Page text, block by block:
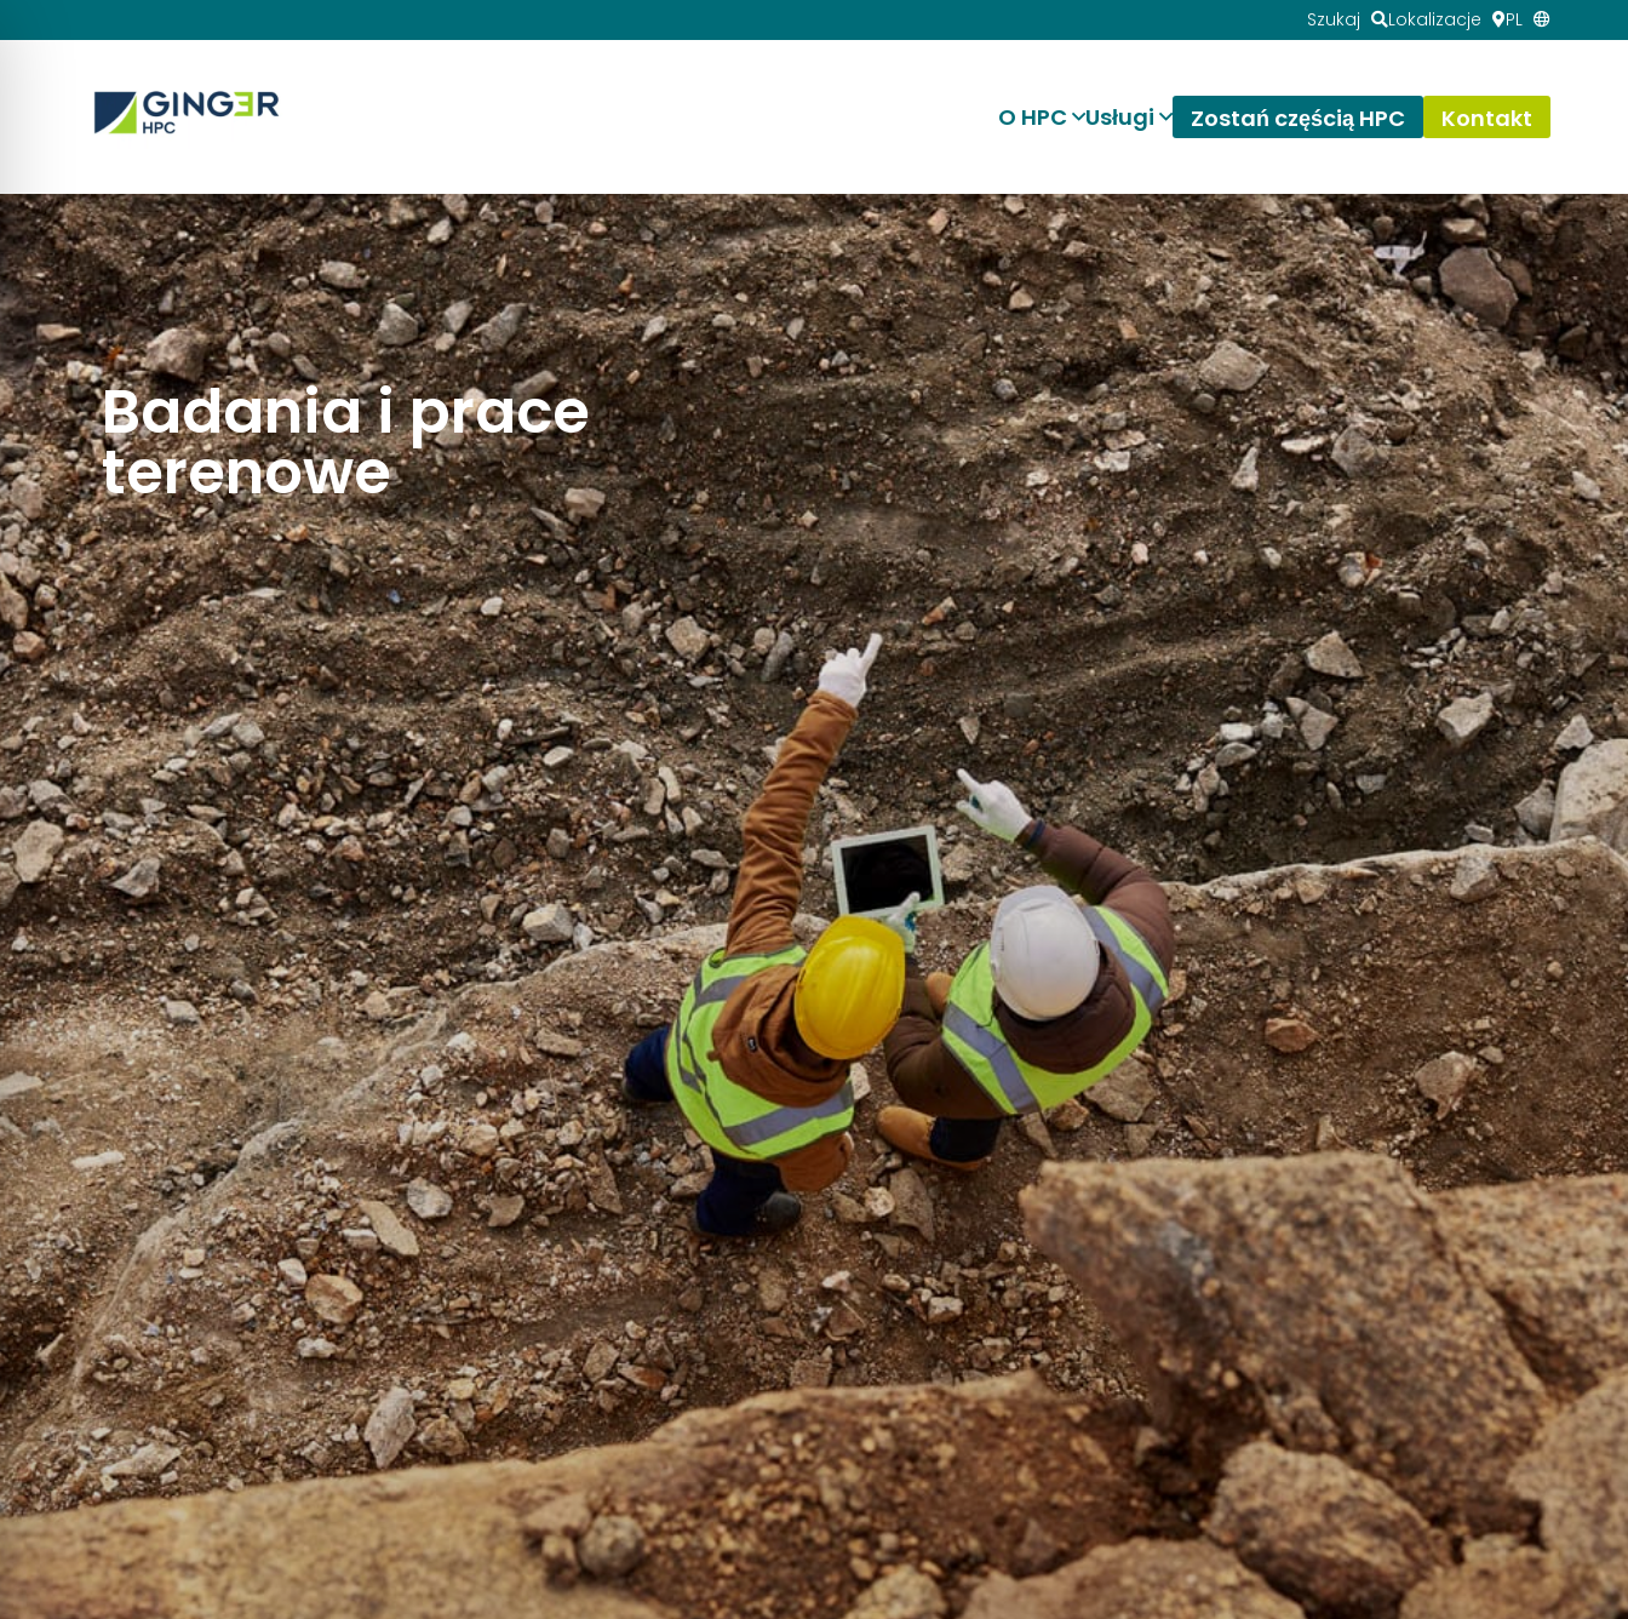
Szukaj Lokalizacje PL
O HPC Usługi Zostań częścią HPC Kontakt
Badania i prace
terenowe